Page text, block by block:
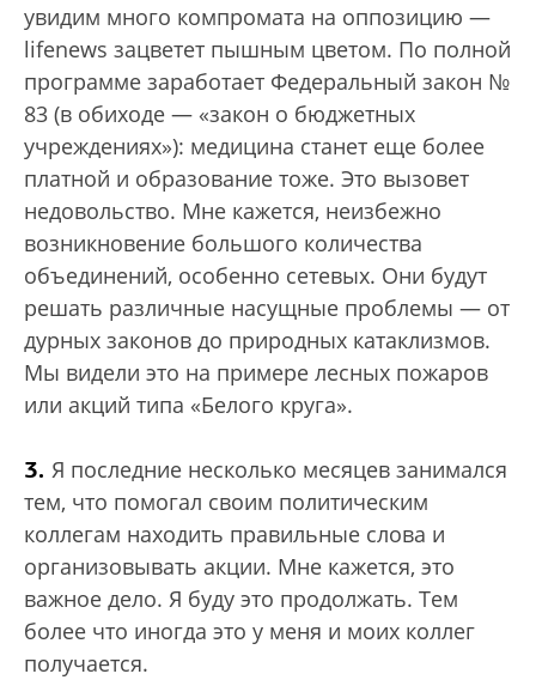
увидим много компромата на оппозицию —
lifenews зацветет пышным цветом. По полной
программе заработает Федеральный закон №
83 (в обиходе — «закон о бюджетных
учреждениях»): медицина станет еще более
платной и образование тоже. Это вызовет
недовольство. Мне кажется, неизбежно
возникновение большого количества
объединений, особенно сетевых. Они будут
решать различные насущные проблемы — от
дурных законов до природных катаклизмов.
Мы видели это на примере лесных пожаров
или акций типа «Белого круга».
3. Я последние несколько месяцев занимался
тем, что помогал своим политическим
коллегам находить правильные слова и
организовывать акции. Мне кажется, это
важное дело. Я буду это продолжать. Тем
более что иногда это у меня и моих коллег
получается.